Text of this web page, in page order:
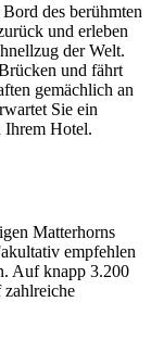
des berühmten
und erleben
der Welt.
und fährt
gemächlich an
Sie ein
Ihrem Hotel.
Matterhorns
empfehlen
Auf knapp 3.200
zahlreiche